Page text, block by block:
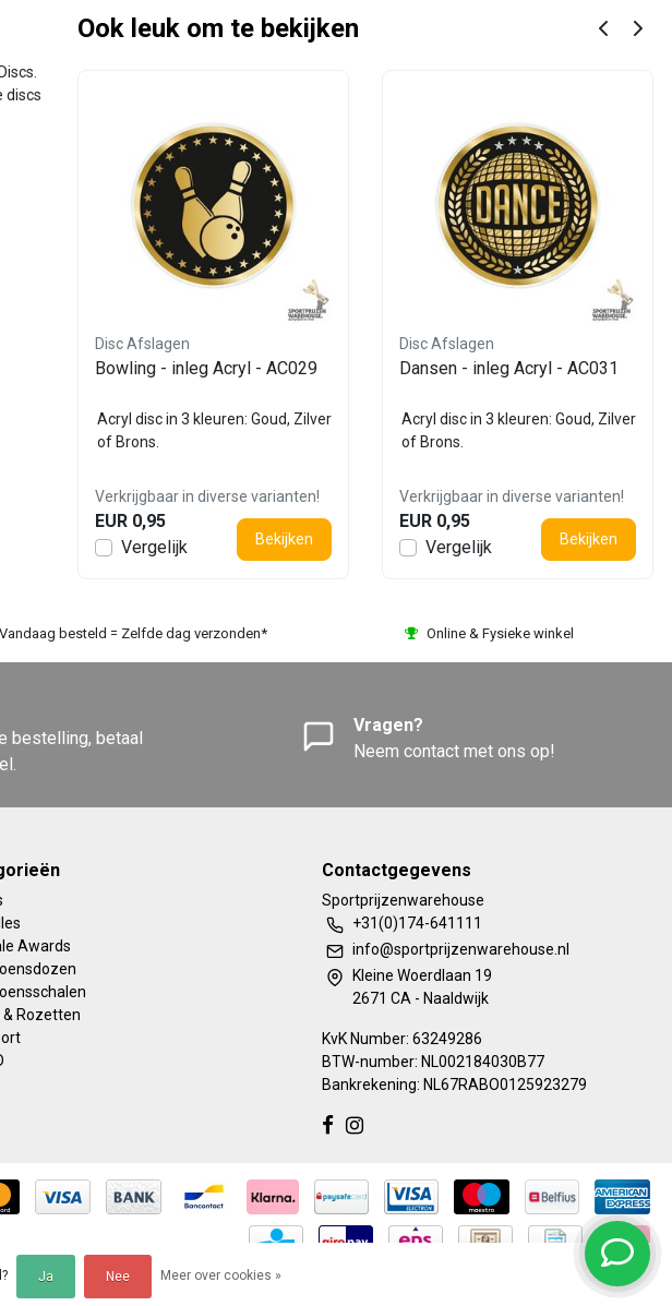
discs
Ook leuk om te bekijken
Disc Afslagen
Bowling - inleg Acryl - AC029
Acryl disc in 3 kleuren: Goud, Zilver
of Brons.
Verkrijgbaar in diverse varianten!
EUR 0,95
Vergelijk
Bekijken
Disc Afslagen
Dansen - inleg Acryl - AC031
Acryl disc in 3 kleuren: Goud, Zilver
of Brons.
Verkrijgbaar in diverse varianten!
EUR 0,95
Vergelijk
Bekijken
Vandaag besteld = Zelfde dag verzonden* Online & Fysieke winkel
bestelling, betaal
Vragen?
Neem contact met ons op!
Awards
& Rozetten
Contactgegevens
Sportprijzenwarehouse
+31(0)174-641111
info@sportprijzenwarehouse.nl
Kleine Woerdlaan 19
2671 CA - Naaldwijk
KvK Number: 63249286
BTW-number: NL002184030B77
Bankrekening: NL67RABO0125923279
Ja Nee Meer over cookies »